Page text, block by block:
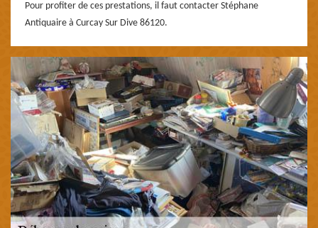
Pour profiter de ces prestations, il faut contacter Stéphane
Antiquaire à Curcay Sur Dive 86120.